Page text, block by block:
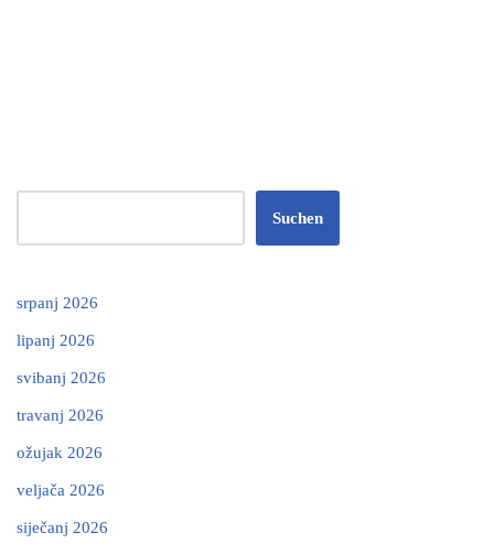
Suchen
srpanj 2026
lipanj 2026
svibanj 2026
travanj 2026
ožujak 2026
veljača 2026
siječanj 2026